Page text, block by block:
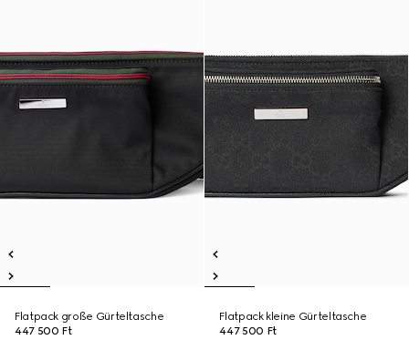
Flatpack große Gürteltasche
447 500 Ft
Flatpack kleine Gürteltasche
447 500 Ft